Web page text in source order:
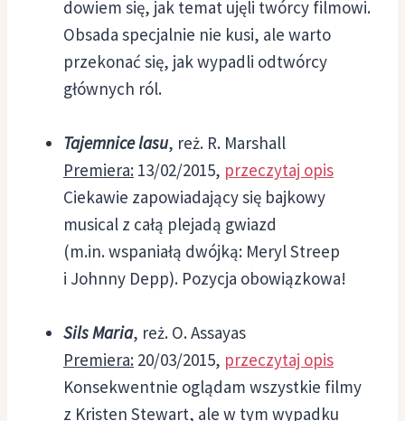
dowiem się, jak temat ujęli twórcy filmowi.
Obsada specjalnie nie kusi, ale warto
przekonać się, jak wypadli odtwórcy
głównych ról.
Tajemnice lasu, reż. R. Marshall
Premiera: 13/02/2015, przeczytaj opis
Ciekawie zapowiadający się bajkowy
musical z całą plejadą gwiazd
(m.in. wspaniałą dwójką: Meryl Streep
i Johnny Depp). Pozycja obowiązkowa!
Sils Maria, reż. O. Assayas
Premiera: 20/03/2015, przeczytaj opis
Konsekwentnie oglądam wszystkie filmy
z Kristen Stewart, ale w tym wypadku